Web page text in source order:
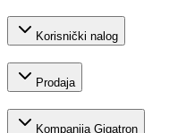
Korisnički nalog
Prodaja
Kompanija Gigatron